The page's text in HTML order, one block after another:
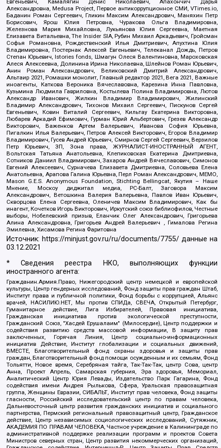
Евгеньевич, Камалягин Денис Николаевич, Апахончич Дарья
Александровна, Medusa Project, Первое антикоррупционное СМИ, VTimes.io,
Баданин Роман Сергеевич, Гликин Максим Александрович, Маняхин Петр
Борисович, Ярош Юлия Петровна, Чуракова Ольга Владимировна,
Железнова Мария Михайловна, Лукьянова Юлия Сергеевна, Маетная
Елизавета Витальевна, The Insider SIA, Рубин Михаил Аркадьевич, Гройсман
Софья Романовна, Рождественский Илья Дмитриевич, Апухтина Юлия
Владимировна, Постернак Алексей Евгеньевич, Телеканал Дождь, Петров
Степан Юрьевич, Istories fonds, Шмагун Олеся Валентиновна, Мароховская
Алеся Алексеевна, Долинина Ирина Николаевна, Шлейнов Роман Юрьевич,
Анин Роман Александрович, Великовский Дмитрий Александрович,
Альтаир 2021, Ромашки монолит, Главный редактор 2021, Вега 2021, Важные
иноагенты, Каткова Вероника Вячеславовна, Карезина Инна Павловна,
Кузьмина Людмила Гавриловна, Костылева Полина Владимировна, Лютов
Александр Иванович, Жилкин Владимир Владимирович, Жилинский
Владимир Александрович, Тихонов Михаил Сергеевич, Пискунов Сергей
Евгеньевич, Ковин Виталий Сергеевич, Кильтау Екатерина Викторовна,
Любарев Аркадий Ефимович, Гурман Юрий Альбертович, Грезев Александр
Викторович, Важенков Артем Валерьевич, Иванова София Юрьевна,
Пигалкин Илья Валерьевич, Петров Алексей Викторович, Егоров Владимир
Владимирович, Гусев Андрей Юрьевич, Смирнов Сергей Сергеевич, Верзилов
Петр Юрьевич, ЗП, Зона права, ЖУРНАЛИСТ-ИНОСТРАННЫЙ АГЕНТ,
Вольтская Татьяна Анатольевна, Клепиковская Екатерина Дмитриевна,
Сотников Даниил Владимирович, Захаров Андрей Вячеславович, Симонов
Евгений Алексеевич, Сурначева Елизавета Дмитриевна, Соловьева Елена
Анатольевна, Арапова Галина Юрьевна, Перл Роман Александрович, МЕМО,
Mason G.E.S. Anonymous Foundation, Stichting Bellingcat, Якутия – Наше
Мнение, Москоу диджитал медиа, РС-Балт, Заговора Максим
Александрович, Ветошкина Валерия Валерьевна, Павлов Иван Юрьевич,
Скворцова Елена Сергеевна, Оленичев Максим Владимирович, Как бы
инагент, Кочетков Игорь Викторович, Иркутский союз библиофилов, Честные
выборы, Нобелевский призыв, Еланчик Олег Александрович, Григорьева
Алина Александровна, Григорьев Андрей Валерьевич , Гималова Регина
Эмилевна, Хисамова Регина Фаритовна
Источник: https://minjust.gov.ru/ru/documents/7755/ данные на
03.12.2021
* Сведения реестра НКО, выполняющих функции
иностранного агента:
Гражданин.Армия.Право, Нижегородский центр немецкой и европейской
культуры, Центр гендерных исследований, Фонд защиты прав граждан Штаб,
Институт права и публичной политики, Фонд борьбы с коррупцией, Альянс
врачей, НАСИЛИЮ.НЕТ, Мы против СПИДа, СВЕЧА, Открытый Петербург,
Гуманитарное действие, Лига Избирателей, Правовая инициатива,
Гражданская инициатива против экологической преступности,
Гражданский Союз, "Хасдей Ерушалаим" (Милосердие), Центр поддержки и
содействия развитию средств массовой информации, В защиту прав
заключенных, Горячая Линия, Центр социально-информационных
инициатив Действие, Институт глобализации и социальных движений,
ВМЕСТЕ, Благотворительный фонд охраны здоровья и защиты прав
граждан, Благотворительный фонд помощи осужденным и их семьям, Фонд
Тольятти, Новое время, Серебряная тайга, Так-Так-Так, центр Сова, центр
Анна, Проект Апрель, Самарская губерния, Эра здоровья, Мемориал,
Аналитический Центр Юрия Левады, Издательство Парк Гагарина, Фонд
содействия имени Андрея Рылькова, Сфера, Уральская правозащитная
группа, Женщины Евразии, СИБАЛЬТ, Институт прав человека, Фонд защиты
гласности, Российский исследовательский центр по правам человека,
Дальневосточный центр развития гражданских инициатив и социального
партнерства, Пермский региональный правозащитный центр, Гражданское
действие, Центр независимых социологических исследований, Сутяжник,
АКАДЕМИЯ ПО ПРАВАМ ЧЕЛОВЕКА, Частное учреждение в Калининграде по
административной поддержке реализации программ и проектов Совета
Министров северных стран, Центр развития некоммерческих организаций,